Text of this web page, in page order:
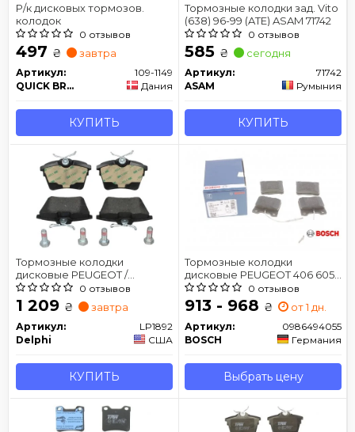
Р/к дисковых тормозов.
колодок
0 отзывов
497 ₴ завтра
Артикул:
109-1149
QUICK BRAKE
Дания
КУПИТЬ
Тормозные колодки зад. Vito
(638) 96-99 (ATE) ASAM 71742
0 отзывов
585 ₴ сегодня
Артикул:
71742
ASAM
Румыния
КУПИТЬ
Тормозные колодки
дисковые PEUGEOT /
CITROEN 407/607 / C5 задняя
сторона 04 -
0 отзывов
1 209 ₴ завтра
Артикул:
LP1892
Delphi
США
КУПИТЬ
Тормозные колодки
дисковые PEUGEOT 406 605
607 -05
0 отзывов
913 - 968 ₴ от 1 дн.
Артикул:
0986494055
BOSCH
Германия
Выбрать цену